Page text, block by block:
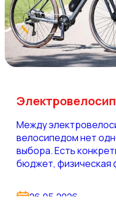
Между
велосипедом нет
выбора. Есть
бюджет, физическая
каждый день
26.05.2026